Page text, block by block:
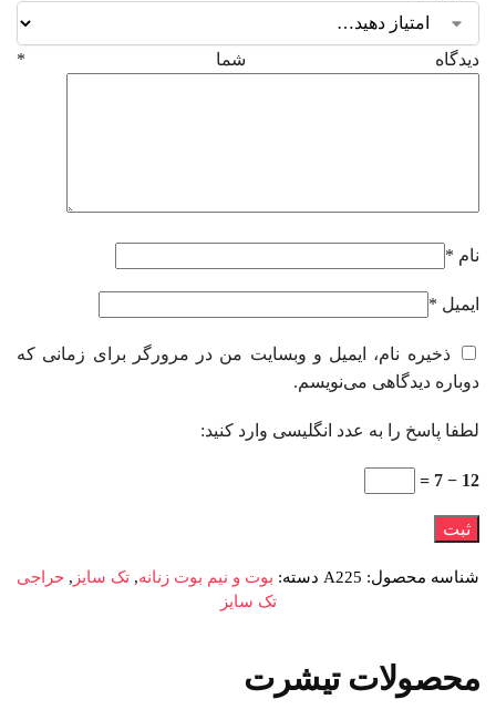
دیدگاه شما *
نام *
ایمیل *
ذخیره نام، ایمیل و وبسایت من در مرورگر برای زمانی که
دوباره دیدگاهی می‌نویسم.
لطفا پاسخ را به عدد انگلیسی وارد کنید:
12 − 7 =
شناسه محصول: A225 دسته: بوت و نیم بوت زنانه, تک سایز , حراجی
تک سایز
محصولات تیشرت